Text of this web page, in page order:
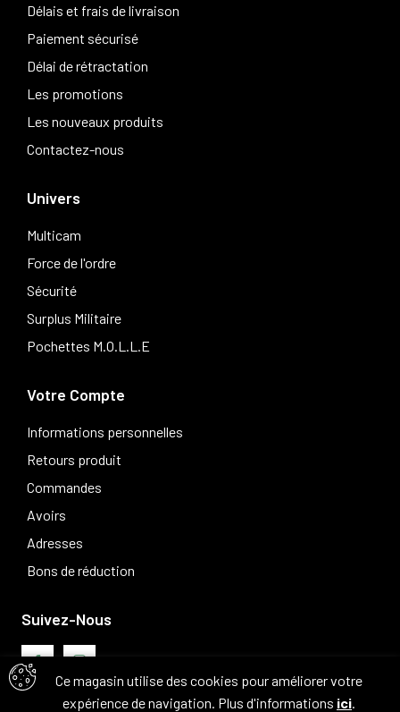
Délais et frais de livraison
Paiement sécurisé
Délai de rétractation
Les promotions
Les nouveaux produits
Contactez-nous
Univers
Multicam
Force de l'ordre
Sécurité
Surplus Militaire
Pochettes M.O.L.L.E
Votre Compte
Informations personnelles
Retours produit
Commandes
Avoirs
Adresses
Bons de réduction
Ce magasin utilise des cookies pour améliorer votre
expérience de navigation. Plus d'informations ici.
Suivez-Nous